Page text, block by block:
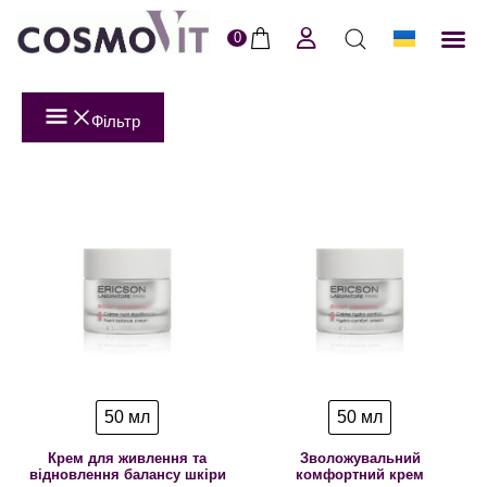
0
Фільтр
50 мл
Крем для живлення та
відновлення балансу шкіри
50 мл
Зволожувальний
комфортний крем